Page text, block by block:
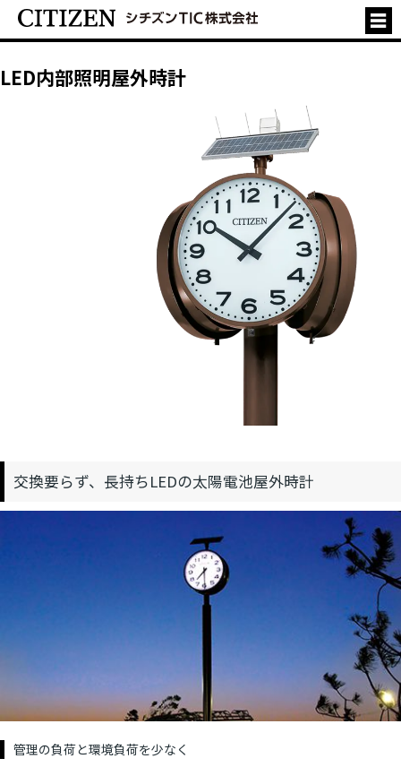
LED内部照明屋外時計
交換要らず、長持ちLEDの太陽電池屋外時計
管理の負荷と環境負荷を少なく